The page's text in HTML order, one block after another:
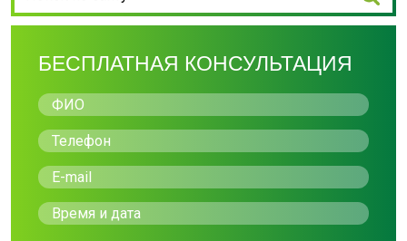
БЕСПЛАТНАЯ КОНСУЛЬТАЦИЯ